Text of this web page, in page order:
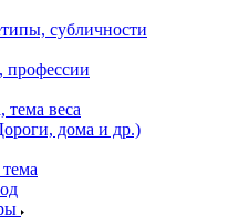
субличности
профессии
тема веса
дома и др.)